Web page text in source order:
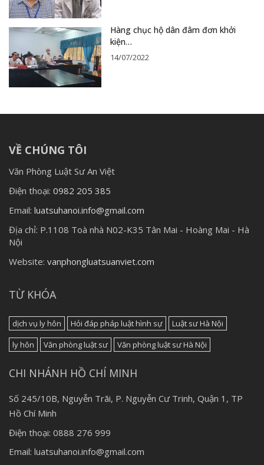
Hàng chục hộ dân đâm đơn khởi
kiện…
14/07/2022
VỀ CHÚNG TÔI
Văn Phòng Luật Sư An Việt
Điện thoại: 0982 205 385
Email: luatsuhanoi.info@gmail.com
Địa chỉ: P.1108 Toà nhà N02-K35 Tân Mai - Hoàng Mai - Hà
Nội
Website: vanphongluatsuanviet.com
TỪ KHÓA
dịch vụ ly hôn Hỏi đáp pháp luật hình sự
Luật sư Hà Nội
ly hôn
Văn phòng luật sư Văn phòng luật sư Hà Nội
CHI NHÁNH HỒ CHÍ MINH
Số 245/10B, Nguyễn Trãi, P. Nguyễn Cư Trinh, Quận 1, TP
Hồ Chí Minh
Điện thoại: 0888 276 999
Email: luatsuhanoi.info@gmail.com